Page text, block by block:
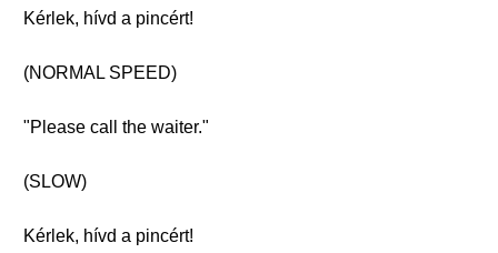
Kérlek, hívd a pincért!
(NORMAL SPEED)
"Please call the waiter."
(SLOW)
Kérlek, hívd a pincért!